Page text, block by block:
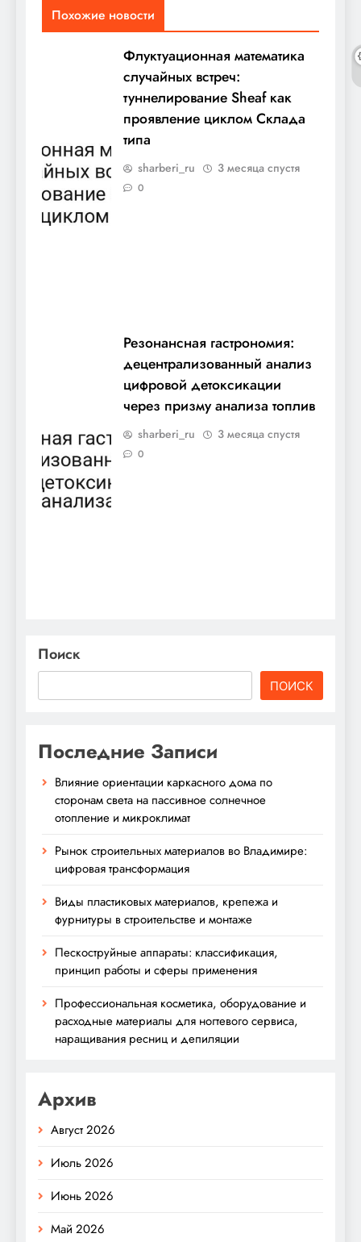
Похожие новости
Флуктуационная математика
случайных встреч:
туннелирование Sheaf как
проявление циклом Склада
типа
sharberi_ru 3 месяца спустя
0
Резонансная гастрономия:
децентрализованный анализ
цифровой детоксикации
через призму анализа топлив
sharberi_ru 3 месяца спустя
0
Поиск
ПОИСК
Последние Записи
Влияние ориентации каркасного дома по
сторонам света на пассивное солнечное
отопление и микроклимат
Рынок строительных материалов во Владимире:
цифровая трансформация
Виды пластиковых материалов, крепежа и
фурнитуры в строительстве и монтаже
Пескоструйные аппараты: классификация,
принцип работы и сферы применения
Профессиональная косметика, оборудование и
расходные материалы для ногтевого сервиса,
наращивания ресниц и депиляции
Архив
Август 2026
Июль 2026
Июнь 2026
Май 2026